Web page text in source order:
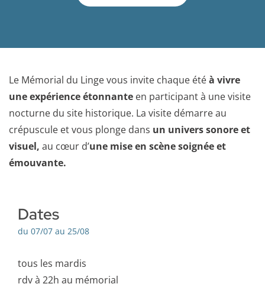
Le Mémorial du Linge vous invite chaque étéà vivre
une expérience étonnante en participant à une visite
nocturne du site historique. La visite démarre au
crépuscule et vous plonge dans un univers sonore et
visuel, au cœur d’une mise en scène soignée et
émouvante.
Dates
du 07/07 au 25/08
tous les mardis
rdv à 22h au mémorial